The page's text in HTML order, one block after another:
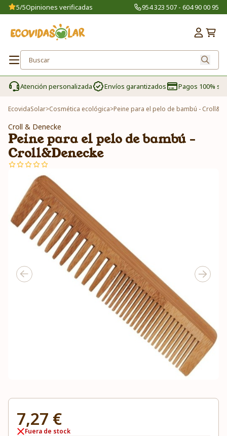
5/5Opiniones verificadas 954 323 507 - 604 90 00 95
Atención personalizada Envíos garantizados Pagos 100%
EcovidaSolar>Cosmética ecológica>Peine para el pelo de bambú -
Croll & Denecke
Peine para el pelo de bambú -
Croll&Denecke
7,27 €
Fuera de stock